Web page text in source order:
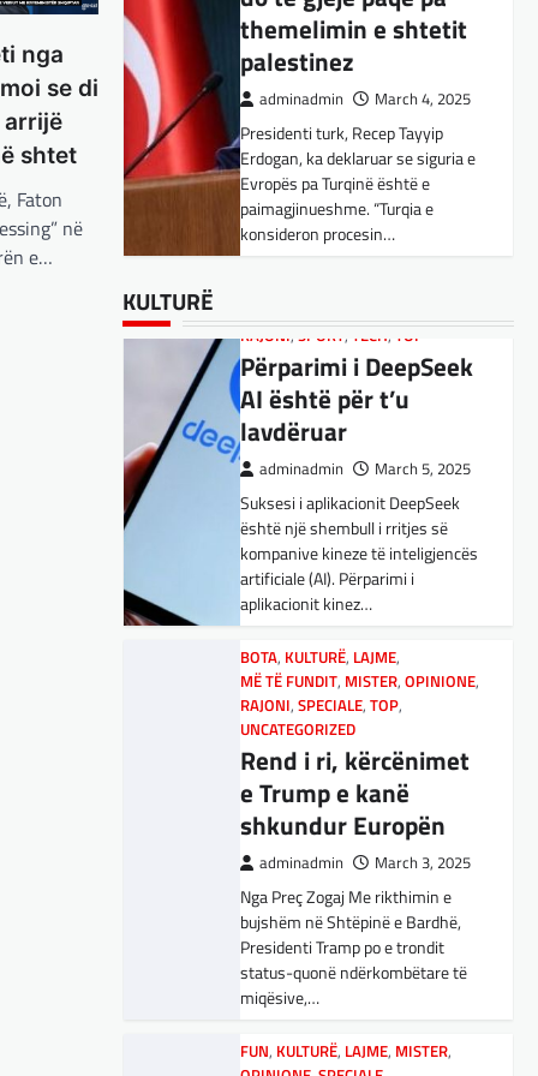
nga
se di
shtet
Faton
në
e…
themelimin e shtetit
palestinez
adminadmin March 4, 2025
Presidenti turk, Recep Tayyip
Erdogan, ka deklaruar se siguria e
Evropës pa Turqinë është e
paimagjinueshme. “Turqia e
konsideron procesin…
Konkurrenti francez i
Starlink pa aksionet e
tij të trefishohen në
vlerë pasi Trump
ndaloi ndihmën për
Ukrainën
adminadmin March 5, 2025
Aksionet e ofruesit francez të
satelitëve Eutelsat u trefishuan
në vlerë gjatë dy ditëve të fundit
mes shqetësimeve se qasja…
BOTA,LAJME,MË TË FUNDIT
OPINIONE,RAJONI
Gjermani, ekspertët
sugjerojnë 400
miliardë euro për
mbrojtje
adminadmin March 4, 2025
Gjermania ndodhet aktualisht në
kulmin e përpjekjeve për krijimin e
qeverisë dhe koha nuk pret.
CDU/CSU dhe SPD po
KULTURË
pasojat e mundshme
adminadmin
Sipas studiuesve, përdoruesit që
përdorin shpesh ChatGPT për
biseda jopersonale, duke
përfshirë kërkimin e këshillave,
shpjegimet konceptuale dhe
ndihmën për…
RAJONI,SPORT, TECH, TOP
Përparimi i DeepSeek
AI është për t’u
lavdëruar
adminadmin March 5, 2025
Suksesi i aplikacionit DeepSeek
është një shembull i rritjes së
kompanive kineze të inteligjencës
artificiale (AI). Përparimi i
aplikacionit kinez…
BOTA, KULTURË, LAJME,
MË TË FUNDIT, MISTER,OPINIONE,
RAJONI,SPECIALE,TOP,
UNCATEGORIZED
Rend i ri, kërcënimet
e Trump e kanë
shkundur Europën
adminadmin March 3, 2025
Nga Preç Zogaj Me rikthimin e
bujshëm në Shtëpinë e Bardhë,
Presidenti Tramp po e trondit
status-quonë ndërkombëtare të
miqësive,…
FUN, KULTURË, LAJME, MISTER,
SPORT,VENDI
FFM pranon
kërkesën e
Shkëndija ndaj
Vardarit do të luaj të
dielën
adminadmin
2024
Shkëndija dhe Vardari do të luajnë
zyrtarisht të dielën. Vendimi ka
ardhur nga Federata e futbollit të
Maqedonisë së Veriut…
LAJME,SPORT
Ja Kush E Bindi
Presidentin E
Vllaznisë Për Të
Marrë Qatip Osmanin
adminadmin
February 20,
2024
Skuadra e njohur shqiptare e
Vllaznisë nga Shkodra, me 30
tetor në postin e trajnerit
zyrtarizoi strategun tetovar, Qatip
Osmani.…
SPORT
Goli i Leipzigut ishte i
rregullt!